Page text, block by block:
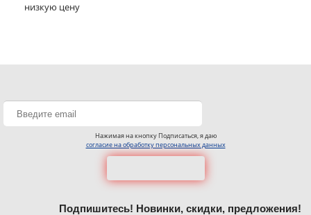
низкую цену
Нажимая на кнопку Подписаться, я даю
согласие на обработку персональных данных
Подпишитесь! Новинки, скидки, предложения!